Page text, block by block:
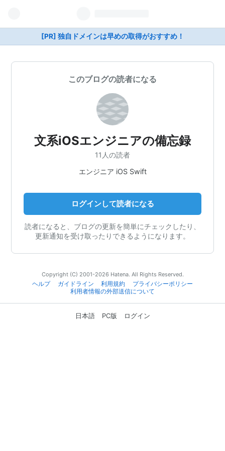
[PR] 独自ドメインは早めの取得がおすすめ！
このブログの読者になる
文系iOSエンジニアの備忘録
11人の読者
エンジニア iOS Swift
ログインして読者になる
読者になると、ブログの更新を簡単にチェックしたり、
更新通知を受け取ったりできるようになります。
Copyright (C) 2001-2026 Hatena. All Rights Reserved.
ヘルプ
ガイドライン 利用規約
プライバシーポリシー
利用者情報の外部送信について
日本語 PC版 ログイン